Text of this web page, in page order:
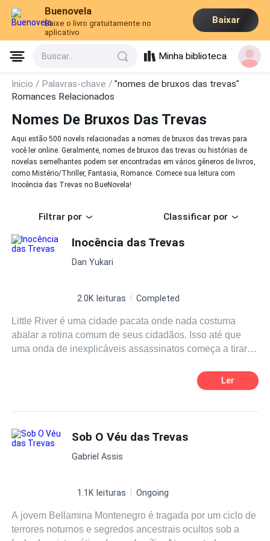
Buenovela
Baixe o livro gratuitamente no
aplicativo
Baixar
Buscar... Minha biblioteca
Inicio / Palavras-chave /"nomes de bruxos das trevas"
Romances Relacionados
Nomes De Bruxos Das Trevas
Aqui estão 500 novels relacionadas a nomes de bruxos das trevas para
você ler online. Geralmente, nomes de bruxos das trevas ou histórias de
novelas semelhantes podem ser encontradas em vários gêneros de livros,
como Mistério/Thriller, Fantasia, Romance. Comece sua leitura com
Inocência das Trevas no BueNovela!
Filtrar por Classificar por
Inocência das Trevas
Dan Yukari
2.0K leituras Completed
Little River é uma cidade pacata onde nada costuma
abalar a rotina comum de seus cidadãos. Isso até que
uma onda de inexplicáveis assassinatos começa a tirar o
sugerem algo que possa ter sido feito por um ser
humano, mas isso é certo? Poderia mesmo aquela
cidade pacata onde nada costuma abalar a rotina comum
de seus cidadãos. Isso até que uma onda de
inexplicáveis assassinatos começa a tirar o sono da
sugerem algo que possa ter sido feito por um ser
comunidade e sua região estarem sendo vítima de um
personagem da mitologia e ficção? Enquanto isso,
Ler
Sob O Véu das Trevas
Gabriel Assis
1.1K leituras Ongoing
A jovem Bellamina Montenegro é tragada por um ciclo de
terrores noturnos e segredos ancestrais ocultos sob a